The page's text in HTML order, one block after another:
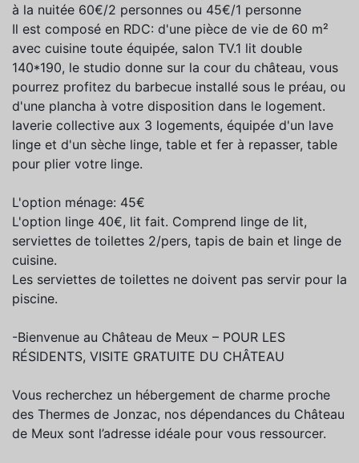
à la nuitée 60€/2 personnes ou 45€/1 personne
Il est composé en RDC: d'une pièce de vie de 60 m²
avec cuisine toute équipée, salon TV.1 lit double
140*190, le studio donne sur la cour du château, vous
pourrez profitez du barbecue installé sous le préau, ou
d'une plancha à votre disposition dans le logement.
laverie collective aux 3 logements, équipée d'un lave
linge et d'un sèche linge, table et fer à repasser, table
pour plier votre linge.
L'option ménage: 45€
L'option linge 40€, lit fait. Comprend linge de lit,
serviettes de toilettes 2/pers, tapis de bain et linge de
cuisine.
Les serviettes de toilettes ne doivent pas servir pour la
piscine.
-Bienvenue au Château de Meux – POUR LES
RÉSIDENTS, VISITE GRATUITE DU CHÂTEAU
Vous recherchez un hébergement de charme proche
des Thermes de Jonzac, nos dépendances du Château
de Meux sont l’adresse idéale pour vous ressourcer.